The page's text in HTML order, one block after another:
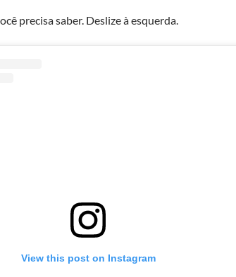
precisa saber. Deslize à esquerda.
View this post on Instagram